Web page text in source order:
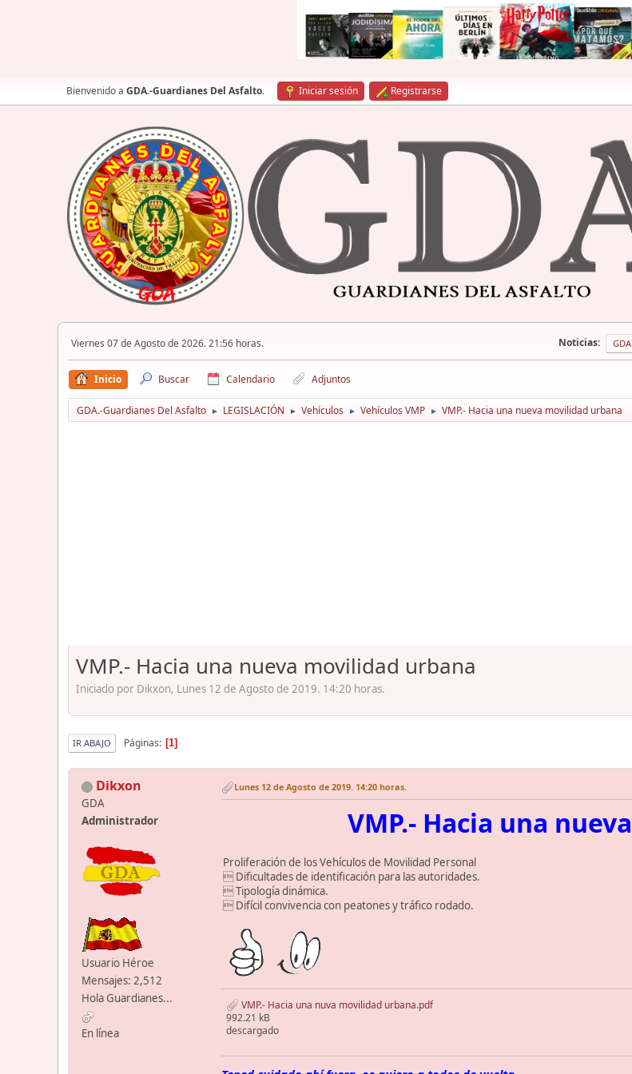
Bienvenido a GDA.-Guardianes Del Asfalto. Iniciar sesión Registrarse
Viernes 07 de Agosto de 2026. 21:56 horas. Noticias:
Inicio Buscar Calendario Adjuntos
GDA.-Guardianes Del Asfalto ► LEGISLACIÓN ► Vehículos ► Vehículos VMP ► VMP.- Hacia una nueva movilidad urbana
VMP.- Hacia una nueva movilidad urbana
Iniciado por Dikxon, Lunes 12 de Agosto de 2019. 14:20 horas.
IR ABAJO Páginas 1
Dikxon
GDA
Administrador
Usuario Héroe
Mensajes: 2,512
Hola Guardianes...
En línea
Lunes 12 de Agosto de 2019. 14:20 horas.
VMP.- Hacia una
Proliferación de los Vehículos de Movilidad Personal
 Dificultades de identificación para las autoridades.
 Tipología dinámica.
 Difícil convivencia con peatones y tráfico rodado.
VMP.- Hacia una nuva movilidad urbana.pdf
992.21 kB
descargado